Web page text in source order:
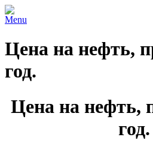
Menu
Цена на нефть,
год.
Цена на нефть,
год.